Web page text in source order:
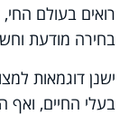
רואים בעולם
בחירה מודעת
ישנן דוגמאות
בעלי החיים, ואף